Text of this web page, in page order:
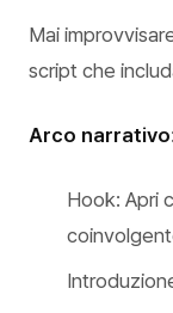
Mai
script che
Arco narrativo:
Hook: Apri